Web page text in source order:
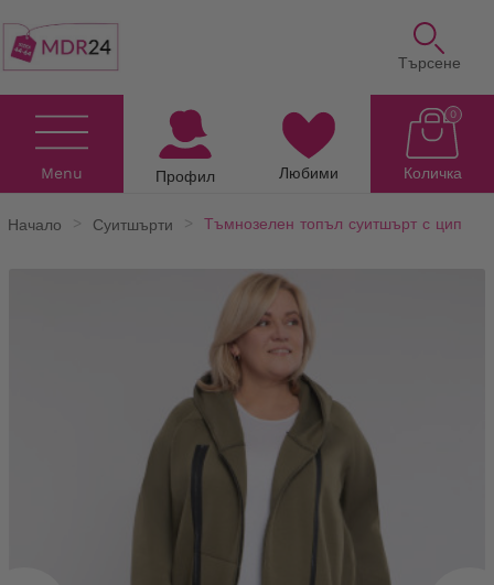
Търсене
Menu Профил Любими Количка
0
Начало Суитшърти Тъмнозелен топъл суитшърт с цип